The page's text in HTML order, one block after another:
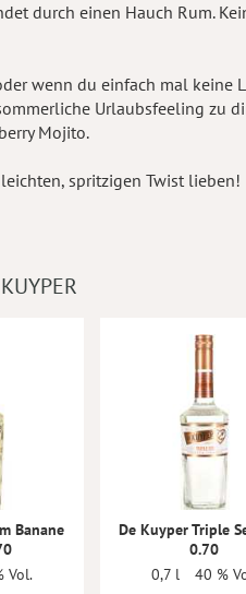
durch einen Hauch Rum.
wenn du einfach mal keine
Urlaubsfeeling zu
Mojito.
spritzigen Twist lieben!
Banane
Vol.
De Kuyper Triple
0.70
0,7 l
40 %